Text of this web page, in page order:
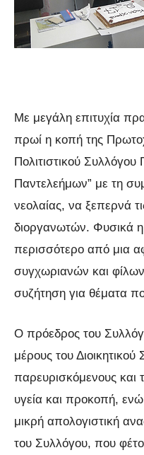
Με μεγάλη επιτυχία
πρωί η κοπή της
Πολιτιστικού
Παντελεήμων” με τη
νεολαίας, να ξεπερνά
διοργανωτών. Φυσικά η
περισσότερο από μια
συγχωριανών και
συζήτηση για θέματα
Ο πρόεδρος του
μέρους του
παρευρισκόμενους και
υγεία και προκοπή,
μικρή απολογιστική
του Συλλόγου, που